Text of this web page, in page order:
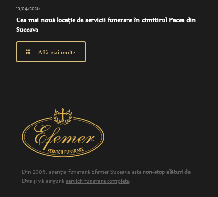
10/04/2026
Cea mai nouă locaţie de servicii funerare în cimitirul Pacea din
Suceava
Află mai multe
Din 2005, agenția funerară Efemer Suceava estenon-stop alături de
Dvsși vă asigură servicii funerare complete.